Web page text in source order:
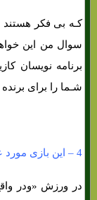
کـه بی فکر هستند
سوال من این
برنامه نویسان
شـما را برای
4 – این بازی مورد علاقه کازینو است
در ورزش «ودر